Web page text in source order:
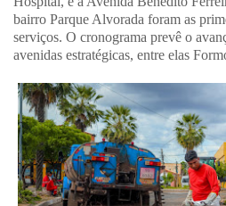
bairro Parque Alvorada foram as
serviços. O cronograma prevê o
avenidas estratégicas, entre elas